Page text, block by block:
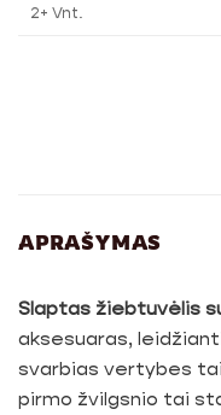
2+ Vnt.
APRAŠYMAS
Slaptas žiebtuvėlis
aksesuaras,
svarbias vertybes
pirmo žvilgsnio tai